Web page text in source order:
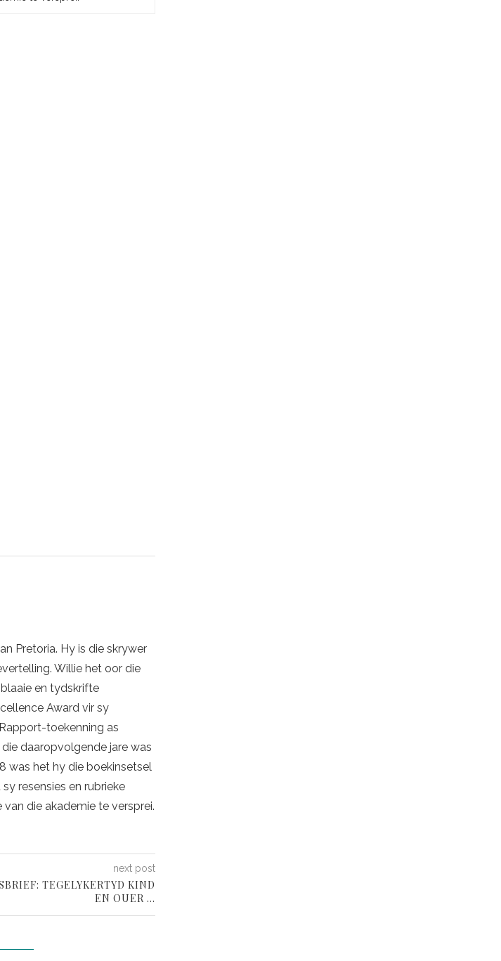
Pretoria. Hy is die skrywer
Willie het oor die
en tydskrifte
Award vir sy
toekenning as
die daaropvolgende jare was
was het hy die boekinsetsel
resensies en rubrieke
die akademie te versprei.
next post
TEGELYKERTYD KIND
EN OUER …